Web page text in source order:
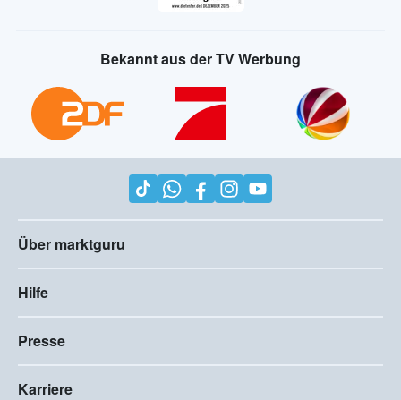
Bekannt aus der TV Werbung
Über marktguru
Hilfe
Presse
Karriere